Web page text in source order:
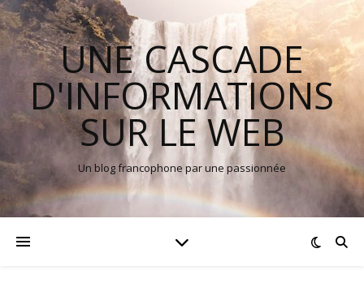
UNE CASCADE
D'INFORMATIONS
SUR LE WEB
Un blog francophone par une passionnée